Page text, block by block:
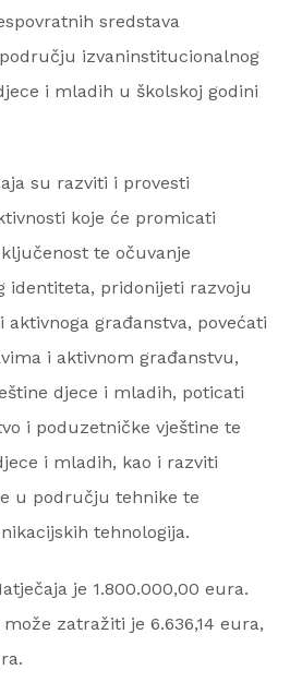
sredstava
izvaninstitucionalnog
i mladih u školskoj godini
su razviti i provesti
koje će promicati
te očuvanje
identiteta, pridonijeti razvoju
građanstva, povećati
i aktivnom građanstvu,
djece i mladih, poticati
i poduzetničke vještine te
i mladih, kao i razviti
u području tehnike te
tehnologija.
je 1.800.000,00 eura.
zatražiti je 6.636,14 eura,